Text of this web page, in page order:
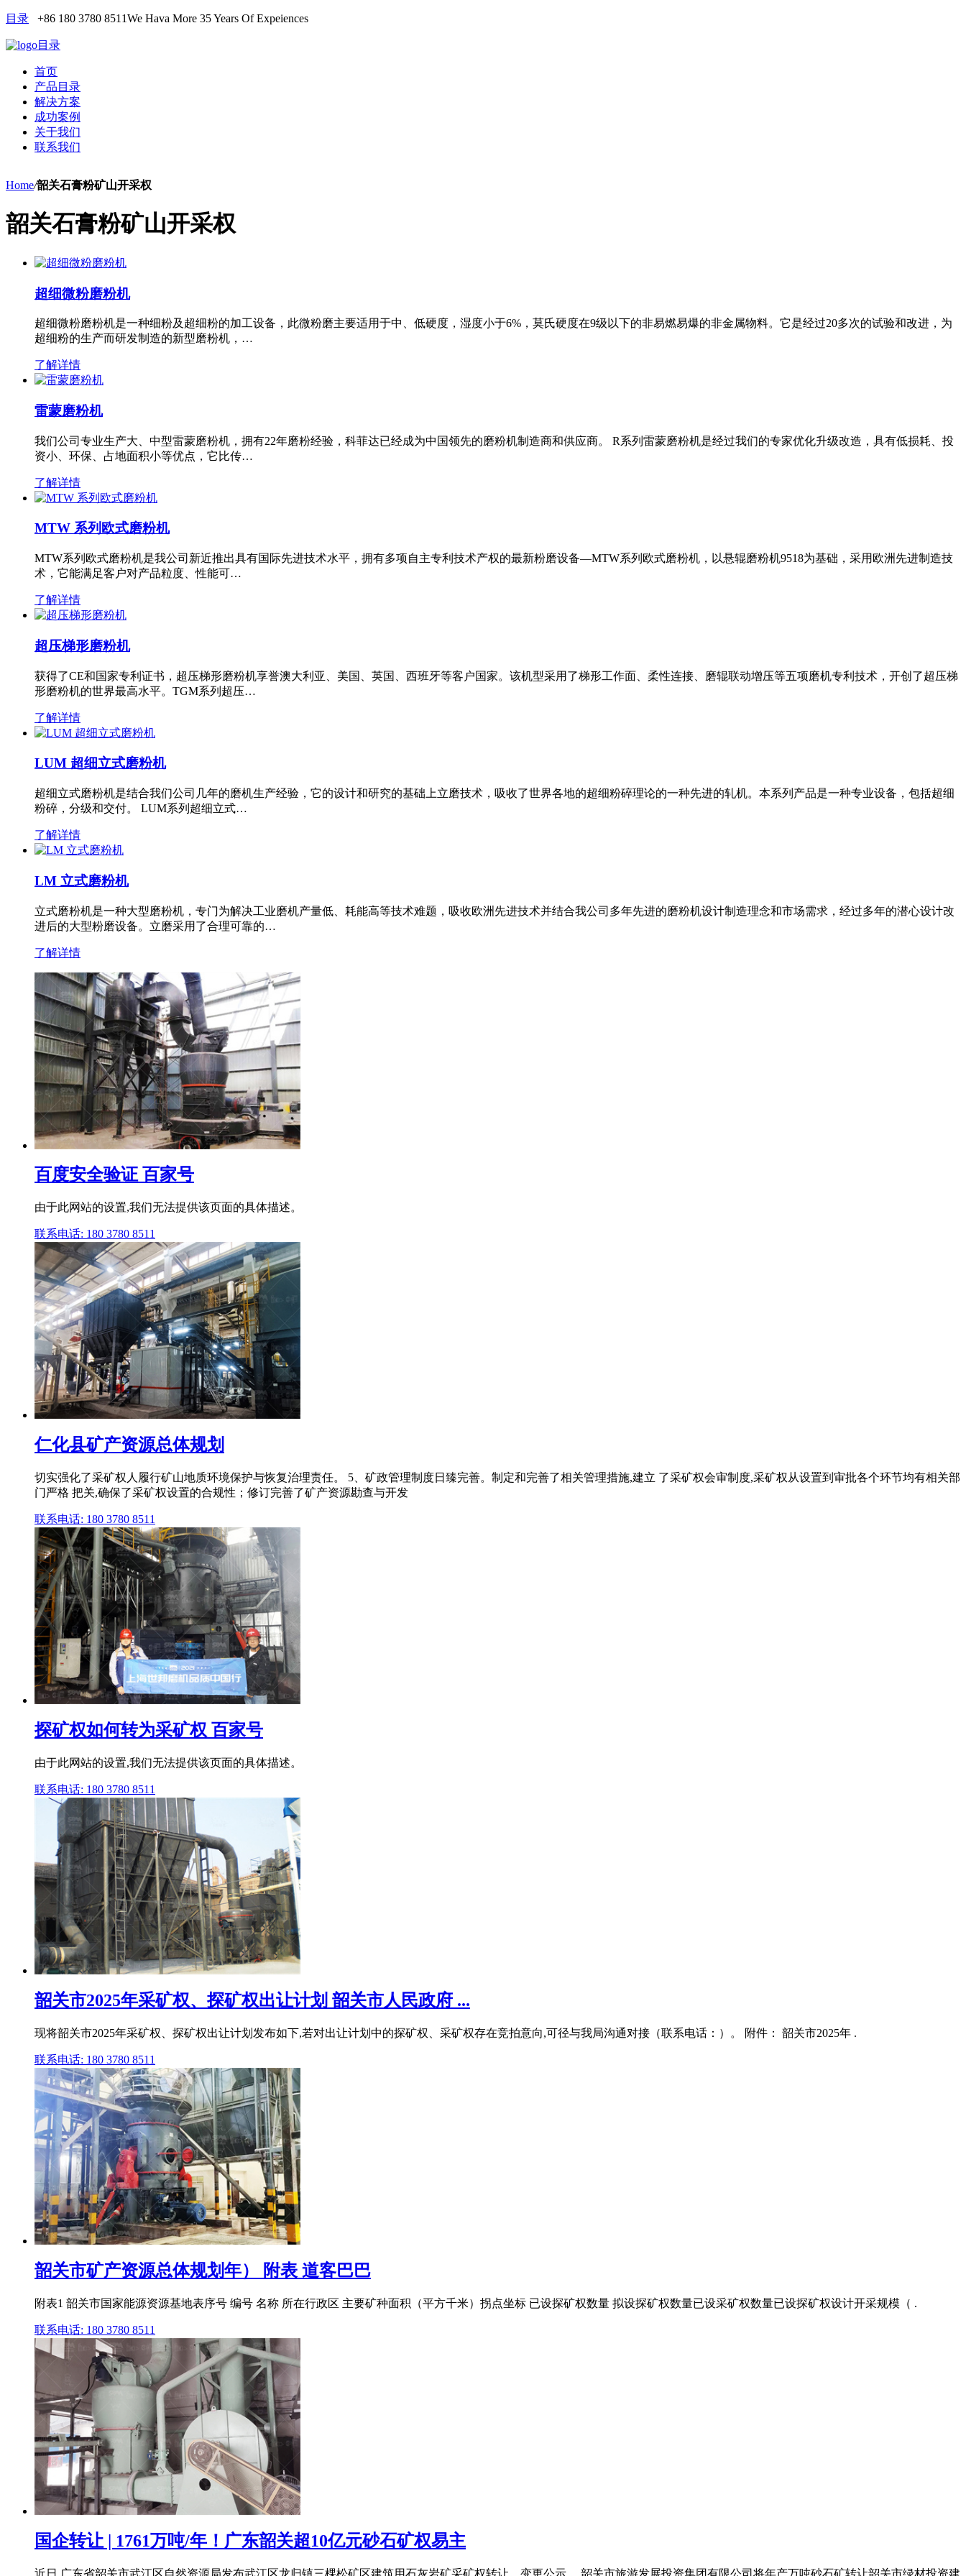
目录 +86 180 3780 8511We Hava More 35 Years Of Expeiences
目录
首页
产品目录
解决方案
成功案例
关于我们
联系我们
Home/韶关石膏粉矿山开采权
韶关石膏粉矿山开采权
超细微粉磨粉机
超细微粉磨粉机是一种细粉及超细粉的加工设备，此微粉磨主要适用于中、低硬度，湿度小于6%，莫氏硬度在9级以下的非易燃易爆的非金属物料。它是经过20多次的试验和改进，为
超细粉的生产而研发制造的新型磨粉机，…
了解详情
雷蒙磨粉机
我们公司专业生产大、中型雷蒙磨粉机，拥有22年磨粉经验，科菲达已经成为中国领先的磨粉机制造商和供应商。 R系列雷蒙磨粉机是经过我们的专家优化升级改造，具有低损耗、投
资小、环保、占地面积小等优点，它比传…
了解详情
MTW 系列欧式磨粉机
MTW系列欧式磨粉机是我公司新近推出具有国际先进技术水平，拥有多项自主专利技术产权的最新粉磨设备—MTW系列欧式磨粉机，以悬辊磨粉机9518为基础，采用欧洲先进制造技
术，它能满足客户对产品粒度、性能可…
了解详情
超压梯形磨粉机
获得了CE和国家专利证书，超压梯形磨粉机享誉澳大利亚、美国、英国、西班牙等客户国家。该机型采用了梯形工作面、柔性连接、磨辊联动增压等五项磨机专利技术，开创了超压梯
形磨粉机的世界最高水平。TGM系列超压…
了解详情
LUM 超细立式磨粉机
超细立式磨粉机是结合我们公司几年的磨机生产经验，它的设计和研究的基础上立磨技术，吸收了世界各地的超细粉碎理论的一种先进的轧机。本系列产品是一种专业设备，包括超细
粉碎，分级和交付。 LUM系列超细立式…
了解详情
LM 立式磨粉机
立式磨粉机是一种大型磨粉机，专门为解决工业磨机产量低、耗能高等技术难题，吸收欧洲先进技术并结合我公司多年先进的磨粉机设计制造理念和市场需求，经过多年的潜心设计改
进后的大型粉磨设备。立磨采用了合理可靠的…
了解详情
百度安全验证 百家号
由于此网站的设置,我们无法提供该页面的具体描述。
联系电话: 180 3780 8511
仁化县矿产资源总体规划
切实强化了采矿权人履行矿山地质环境保护与恢复治理责任。 5、矿政管理制度日臻完善。制定和完善了相关管理措施,建立 了采矿权会审制度,采矿权从设置到审批各个环节均有相关部
门严格 把关,确保了采矿权设置的合规性；修订完善了矿产资源勘查与开发
联系电话: 180 3780 8511
探矿权如何转为采矿权 百家号
由于此网站的设置,我们无法提供该页面的具体描述。
联系电话: 180 3780 8511
韶关市2025年采矿权、探矿权出让计划 韶关市人民政府 ...
现将韶关市2025年采矿权、探矿权出让计划发布如下,若对出让计划中的探矿权、采矿权存在竞拍意向,可径与我局沟通对接（联系电话：）。 附件： 韶关市2025年 .
联系电话: 180 3780 8511
韶关市矿产资源总体规划年） 附表 道客巴巴
附表1 韶关市国家能源资源基地表序号 编号 名称 所在行政区 主要矿种面积（平方千米）拐点坐标 已设探矿权数量 拟设探矿权数量已设采矿权数量已设探矿权设计开采规模（ .
联系电话: 180 3780 8511
国企转让 | 1761万吨/年！广东韶关超10亿元砂石矿权易主
近日,广东省韶关市武江区自然资源局发布武江区龙归镇三棵松矿区建筑用石灰岩矿采矿权转让、变更公示。 韶关市旅游发展投资集团有限公司将年产万吨砂石矿转让韶关市绿材投资建